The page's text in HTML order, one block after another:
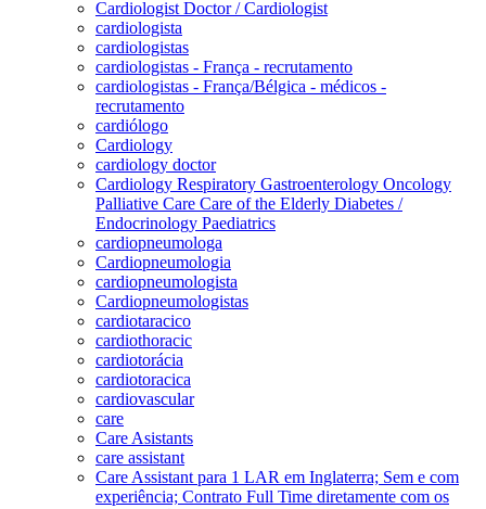
Cardiologist Doctor / Cardiologist
cardiologista
cardiologistas
cardiologistas - França - recrutamento
cardiologistas - França/Bélgica - médicos -
recrutamento
cardiólogo
Cardiology
cardiology doctor
Cardiology Respiratory Gastroenterology Oncology
Palliative Care Care of the Elderly Diabetes /
Endocrinology Paediatrics
cardiopneumologa
Cardiopneumologia
cardiopneumologista
Cardiopneumologistas
cardiotaracico
cardiothoracic
cardiotorácia
cardiotoracica
cardiovascular
care
Care Asistants
care assistant
Care Assistant para 1 LAR em Inglaterra; Sem e com
experiência; Contrato Full Time diretamente com os